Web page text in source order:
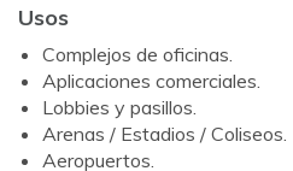
Usos
Complejos de oficinas.
Aplicaciones comerciales.
Lobbies y pasillos.
Arenas / Estadios / Coliseos.
Aeropuertos.